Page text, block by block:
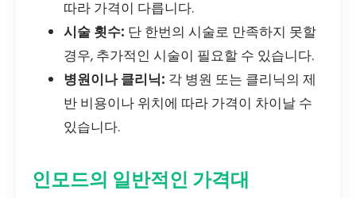
따라 가격이 다릅니다.
시술 횟수: 단 한번의 시술로 만족하지 못할
경우, 추가적인 시술이 필요할 수 있습니다.
병원이나 클리닉: 각 병원 또는 클리닉의 제
반 비용이나 위치에 따라 가격이 차이날 수
있습니다.
인모드의 일반적인 가격대